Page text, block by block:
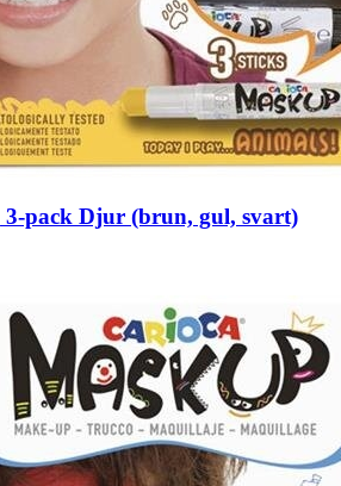
3-pack Djur (brun, gul, svart)